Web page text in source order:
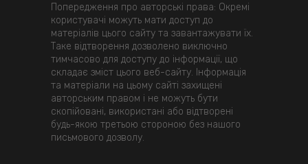
Попередження про авторські права: Окремі
користувачі можуть мати доступ до
матеріалів цього сайту та завантажувати їх.
Таке відтворення дозволено виключно
тимчасово для доступу до інформації, що
складає зміст цього веб-сайту. Інформація
та матеріали на цьому сайті захищені
авторським правом і не можуть бути
скопійовані, використані або відтворені
будь-якою третьою стороною без нашого
письмового дозволу.